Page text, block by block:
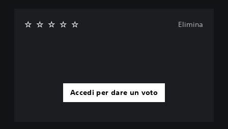
Accedi per dare un voto
Elimina